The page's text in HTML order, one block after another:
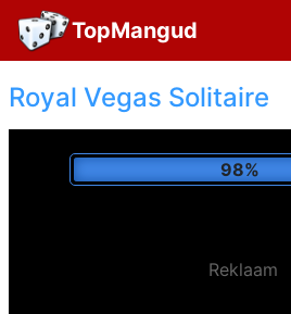
TopMangud
Royal Vegas Solitaire
Jätkama
Reklaam